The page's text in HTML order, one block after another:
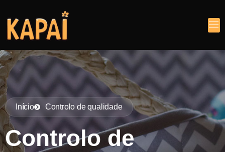
Início Controlo de qualidade
Controlo de